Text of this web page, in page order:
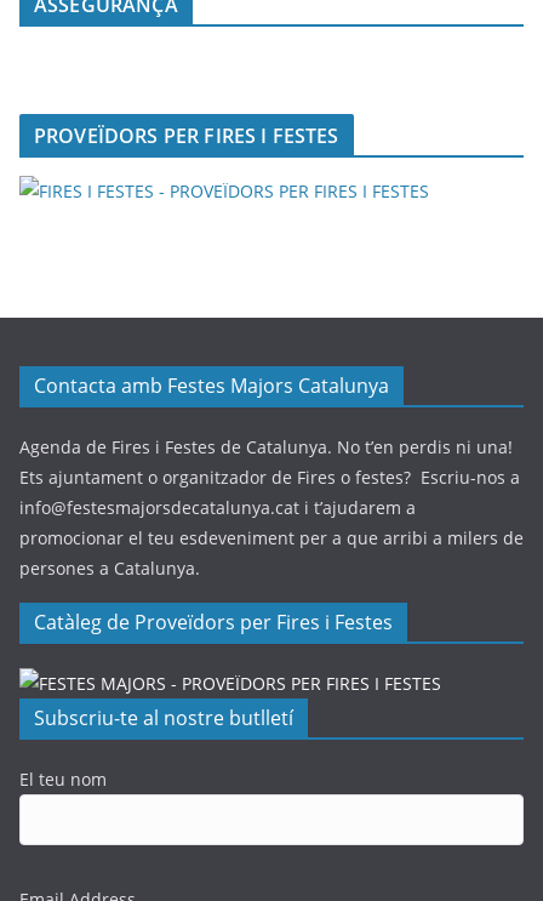
PROVEÏDORS PER FIRES I FESTES
Contacta amb Festes Majors Catalunya
Agenda de Fires i Festes de Catalunya. No t’en perdis ni una!
Ets ajuntament o organitzador de Fires o festes? Escriu-nos a
info@festesmajorsdecatalunya.cat i t’ajudarem a
promocionar el teu esdeveniment per a que arribi a milers de
persones a Catalunya.
Catàleg de Proveïdors per Fires i Festes
Subscriu-te al nostre butlletí
El teu nom